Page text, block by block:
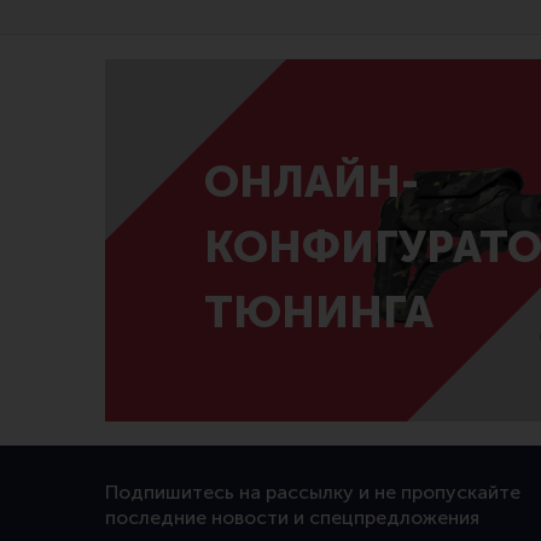
ОНЛАЙН-
ТЮНИНГА
Подпишитесь на рассылку и не пропускайте
последние новости и спецпредложения